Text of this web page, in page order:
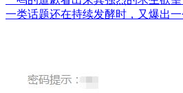
一类话题还在持续发酵时，又爆出一